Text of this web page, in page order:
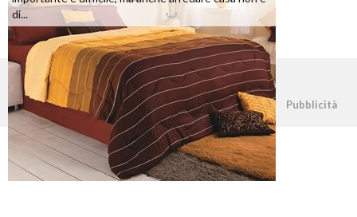
di...
©2026 - casapratica.net - p.iva 03338800984 Pubblicità